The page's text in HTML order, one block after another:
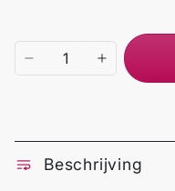
Beschrijving